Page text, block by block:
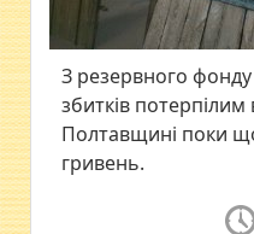
З резервного
збитків потерпілим
Полтавщині поки
гривень.